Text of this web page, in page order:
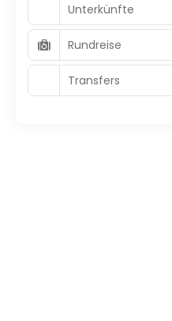
Unterkünfte
Rundreise
Transfers